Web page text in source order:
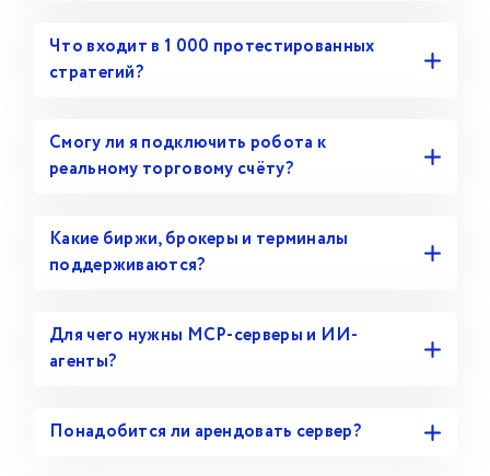
Что входит в 1 000 протестированных
стратегий?
Смогу ли я подключить робота к
реальному торговому счёту?
Какие биржи, брокеры и терминалы
поддерживаются?
Для чего нужны MCP-серверы и ИИ-
агенты?
Понадобится ли арендовать сервер?